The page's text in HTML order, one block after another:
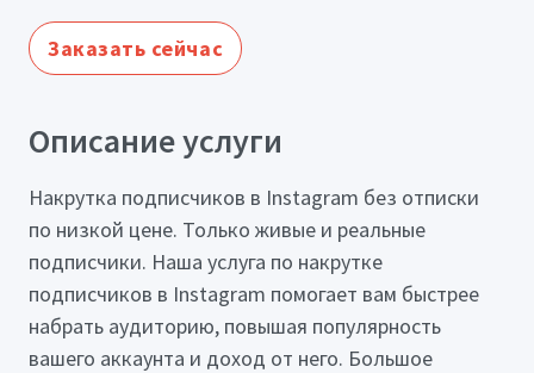
Заказать сейчас
Описание услуги
Накрутка подписчиков в Instagram без отписки
по низкой цене. Только живые и реальные
подписчики. Наша услуга по накрутке
подписчиков в Instagram помогает вам быстрее
набрать аудиторию, повышая популярность
вашего аккаунта и доход от него. Большое